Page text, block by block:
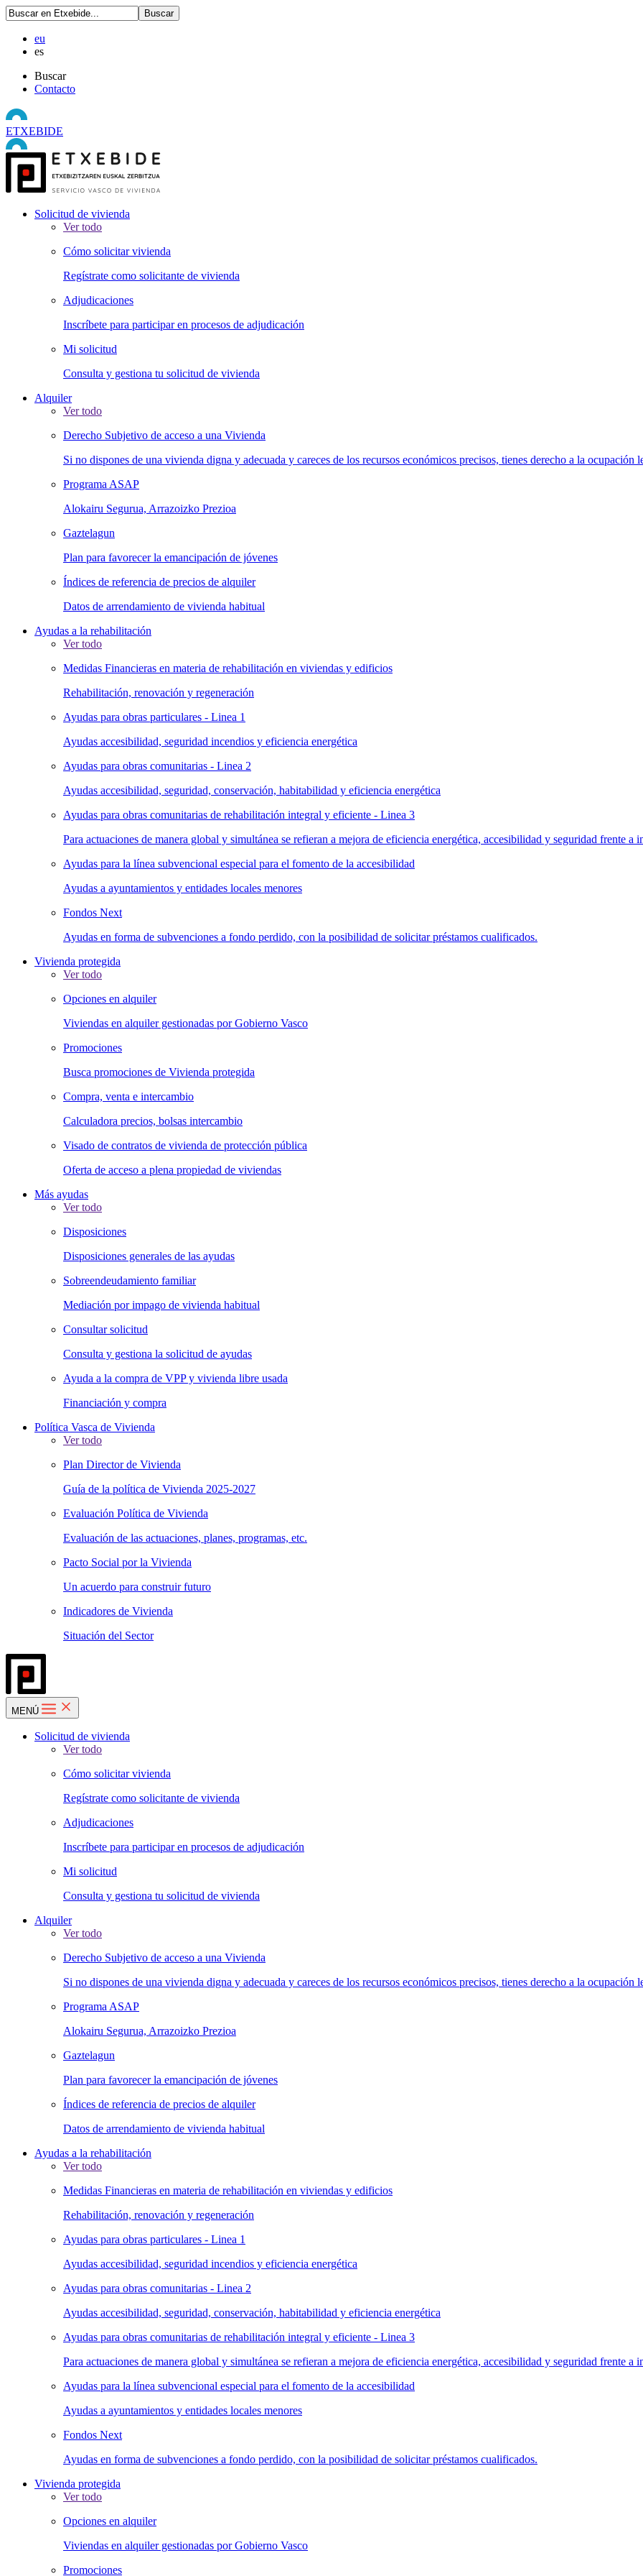
eu
es
Buscar
Contacto
ETXEBIDE
Solicitud de vivienda
Ver todo
Cómo solicitar vivienda
Regístrate como solicitante de vivienda
Adjudicaciones
Inscríbete para participar en procesos de adjudicación
Mi solicitud
Consulta y gestiona tu solicitud de vivienda
Alquiler
Ver todo
Derecho Subjetivo de acceso a una Vivienda
Si no dispones de una vivienda digna y adecuada y careces de los recursos económicos precisos, tienes derecho a la ocupación
Programa ASAP
Alokairu Segurua, Arrazoizko Prezioa
Gaztelagun
Plan para favorecer la emancipación de jóvenes
Índices de referencia de precios de alquiler
Datos de arrendamiento de vivienda habitual
Ayudas a la rehabilitación
Ver todo
Medidas Financieras en materia de rehabilitación en viviendas y edificios
Rehabilitación, renovación y regeneración
Ayudas para obras particulares - Linea 1
Ayudas accesibilidad, seguridad incendios y eficiencia energética
Ayudas para obras comunitarias - Linea 2
Ayudas accesibilidad, seguridad, conservación, habitabilidad y eficiencia energética
Ayudas para obras comunitarias de rehabilitación integral y eficiente - Linea 3
Para actuaciones de manera global y simultánea se refieran a mejora de eficiencia energética, accesibilidad y seguridad frente a
Ayudas para la línea subvencional especial para el fomento de la accesibilidad
Ayudas a ayuntamientos y entidades locales menores
Fondos Next
Ayudas en forma de subvenciones a fondo perdido, con la posibilidad de solicitar préstamos cualificados.
Vivienda protegida
Ver todo
Opciones en alquiler
Viviendas en alquiler gestionadas por Gobierno Vasco
Promociones
Busca promociones de Vivienda protegida
Compra, venta e intercambio
Calculadora precios, bolsas intercambio
Visado de contratos de vivienda de protección pública
Oferta de acceso a plena propiedad de viviendas
Más ayudas
Ver todo
Disposiciones
Disposiciones generales de las ayudas
Sobreendeudamiento familiar
Mediación por impago de vivienda habitual
Consultar solicitud
Consulta y gestiona la solicitud de ayudas
Ayuda a la compra de VPP y vivienda libre usada
Financiación y compra
Política Vasca de Vivienda
Ver todo
Plan Director de Vivienda
Guía de la política de Vivienda 2025-2027
Evaluación Política de Vivienda
Evaluación de las actuaciones, planes, programas, etc.
Pacto Social por la Vivienda
Un acuerdo para construir futuro
Indicadores de Vivienda
Situación del Sector
MENÚ
Solicitud de vivienda
Ver todo
Cómo solicitar vivienda
Regístrate como solicitante de vivienda
Adjudicaciones
Inscríbete para participar en procesos de adjudicación
Mi solicitud
Consulta y gestiona tu solicitud de vivienda
Alquiler
Ver todo
Derecho Subjetivo de acceso a una Vivienda
Si no dispones de una vivienda digna y adecuada y careces de los recursos económicos precisos, tienes derecho a la ocupación
Programa ASAP
Alokairu Segurua, Arrazoizko Prezioa
Gaztelagun
Plan para favorecer la emancipación de jóvenes
Índices de referencia de precios de alquiler
Datos de arrendamiento de vivienda habitual
Ayudas a la rehabilitación
Ver todo
Medidas Financieras en materia de rehabilitación en viviendas y edificios
Rehabilitación, renovación y regeneración
Ayudas para obras particulares - Linea 1
Ayudas accesibilidad, seguridad incendios y eficiencia energética
Ayudas para obras comunitarias - Linea 2
Ayudas accesibilidad, seguridad, conservación, habitabilidad y eficiencia energética
Ayudas para obras comunitarias de rehabilitación integral y eficiente - Linea 3
Para actuaciones de manera global y simultánea se refieran a mejora de eficiencia energética, accesibilidad y seguridad frente a
Ayudas para la línea subvencional especial para el fomento de la accesibilidad
Ayudas a ayuntamientos y entidades locales menores
Fondos Next
Ayudas en forma de subvenciones a fondo perdido, con la posibilidad de solicitar préstamos cualificados.
Vivienda protegida
Ver todo
Opciones en alquiler
Viviendas en alquiler gestionadas por Gobierno Vasco
Promociones